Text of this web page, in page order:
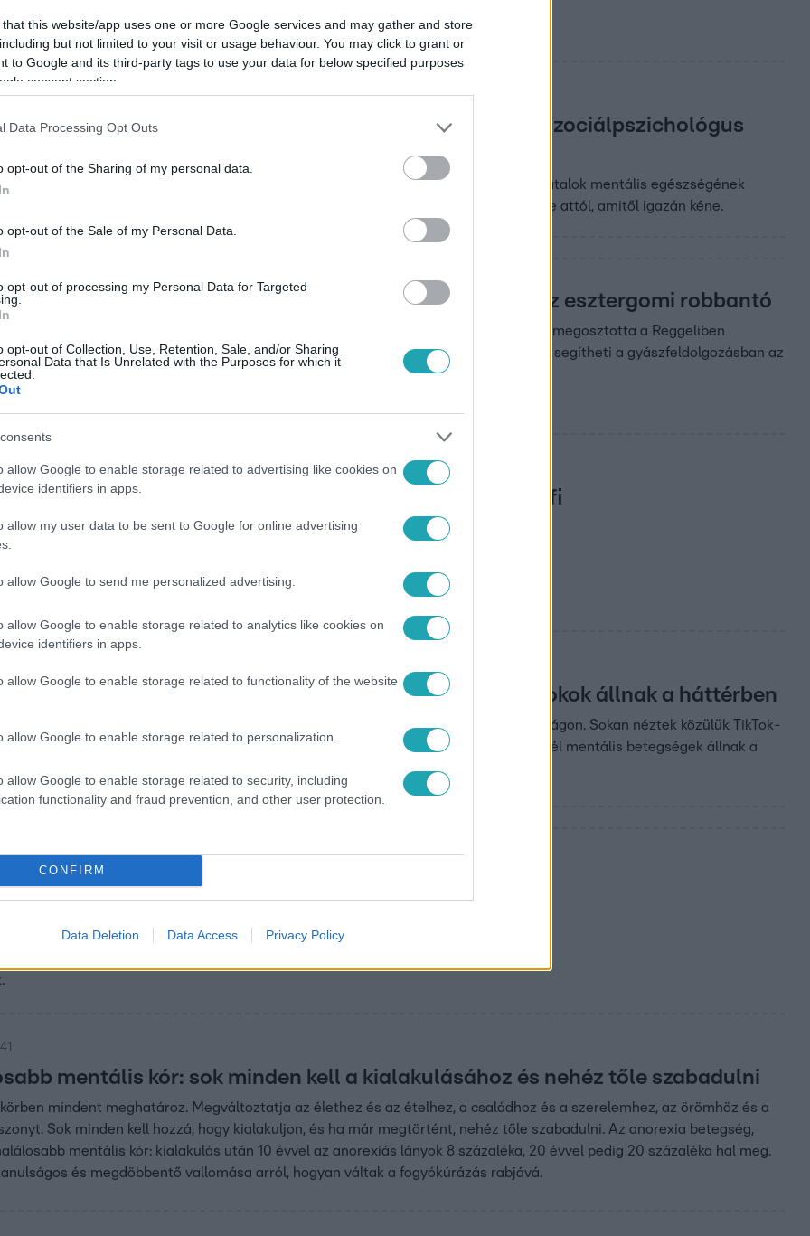
that this website/app uses one or more Google services and may gather and store
but not limited to your visit or usage behaviour. You may click to grant or
to Google and its third-party tags to use your data for below specified purposes
consent section.
Data Processing Opt Outs
opt-out of the Sharing of my personal data.
opt-out of the Sale of my Personal Data.
opt-out of processing my Personal Data for Targeted
opt-out of Collection, Use, Retention, Sale, and/or Sharing
Data that Is Unrelated with the Purposes for which it
allow Google to enable storage related to advertising like cookies on
identifiers in apps.
allow my user data to be sent to Google for online advertising
allow Google to send me personalized advertising.
allow Google to enable storage related to analytics like cookies on
identifiers in apps.
allow Google to enable storage related to functionality of the website
allow Google to enable storage related to personalization.
allow Google to enable storage related to security, including
functionality and fraud prevention, and other user protection.
CONFIRM
Data Deletion Data Access Privacy Policy
taszítanak szorongásba az okostelefonok a híres szociálpszichológus
az okostelefonok és a közösségi média jelentős mértékben hozzájárulnak a fiatalok mentális egészségének
szociálpszichológus állítja, mindentől túlságosan óvjuk a gyerekeinket, kivéve attól, amitől igazán kéne.
szerint ebben a mentális zavarban szenvedhetett az esztergomi robbantó
diagnosztizálni anélkül, hogy látták volna a pácienst, Csizmadia Dóra pszichológus megosztotta a Reggeliben
az esztergomi robbantó mentális állapotáról. Arról is beszélt, hogy mi minden segítheti a gyászfeldolgozásban az
akit két gyermeke is gyászol.
szenvedhet a magát kutyának képzelő japán férfi
a pszichológus
is tikkelni kezdtek – látszólag a TikToktól, de mélyebb okok állnak a háttérben
mintegy varázsütésre tömegesen tikkelni kezdtek a kamaszok szerte a világon. Sokan néztek közülük TikTok-
akik Tourette-szindrómásnak vallották magukat. Kiderült, a legtöbbüknél mentális betegségek állnak a
ha elfogadják a diagnózisukat, és csökkentik a stresszt kiváltó tényezőket.
a
Itt a
mentális kór: sok minden kell a kialakulásához és nehéz tőle szabadulni
mindent meghatároz. Megváltoztatja az élethez és az ételhez, a családhoz és a szerelemhez, az örömhöz és a
Sok minden kell hozzá, hogy kialakuljon, és ha már megtörtént, nehéz tőle szabadulni. Az anorexia betegség,
mentális kór: kialakulás után 10 évvel az anorexiás lányok 8 százaléka, 20 évvel pedig 20 százaléka hal meg.
és megdöbbentő vallomása arról, hogyan váltak a fogyókúrázás rabjává.